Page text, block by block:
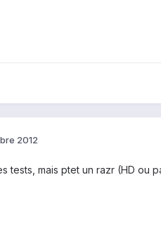
2012
tests, mais ptet un razr (HD ou